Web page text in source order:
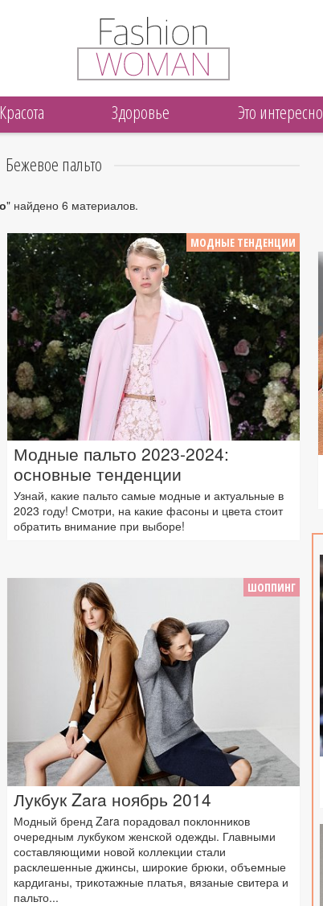
Красота Здоровье Это интересно
Бежевое пальто
" найдено 6 материалов.
МОДНЫЕ ТЕНДЕНЦИИ
Модные пальто 2023-2024:
основные тенденции
Узнай, какие пальто самые модные и актуальные в
2023 году! Смотри, на какие фасоны и цвета стоит
обратить внимание при выборе!
ШОППИНГ
Лукбук Zara ноябрь 2014
Модный бренд Zara порадовал поклонников
очередным лукбуком женской одежды. Главными
составляющими новой коллекции стали
расклешенные джинсы, широкие брюки, объемные
кардиганы, трикотажные платья, вязаные свитера и
пальто...